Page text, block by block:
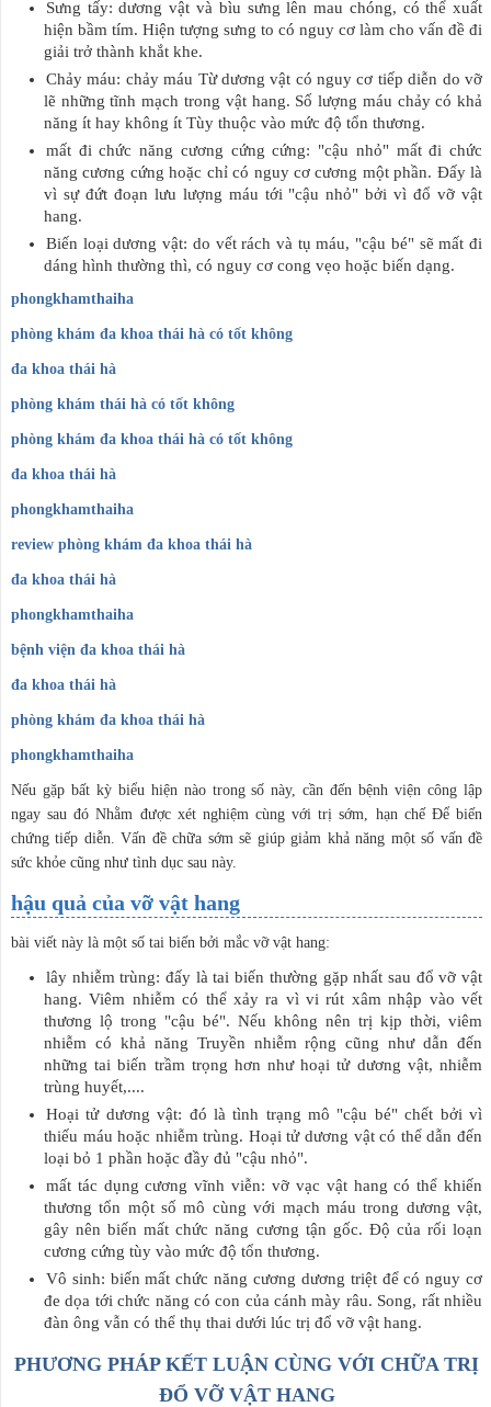
Sưng tấy: dương vật và bìu sưng lên mau chóng, có thể xuất
hiện bầm tím. Hiện tượng sưng to có nguy cơ làm cho vấn đề đi
giải trở thành khắt khe.
Chảy máu: chảy máu Từ dương vật có nguy cơ tiếp diễn do vỡ
lẽ những tĩnh mạch trong vật hang. Số lượng máu chảy có khả
năng ít hay không ít Tùy thuộc vào mức độ tổn thương.
mất đi chức năng cương cứng cứng: "cậu nhỏ" mất đi chức
năng cương cứng hoặc chỉ có nguy cơ cương một phần. Đấy là
vì sự đứt đoạn lưu lượng máu tới "cậu nhỏ" bởi vì đổ vỡ vật
hang.
Biến loại dương vật: do vết rách và tụ máu, "cậu bé" sẽ mất đi
dáng hình thường thì, có nguy cơ cong vẹo hoặc biến dạng.
phongkhamthaiha
phòng khám đa khoa thái hà có tốt không
đa khoa thái hà
phòng khám thái hà có tốt không
phòng khám đa khoa thái hà có tốt không
đa khoa thái hà
phongkhamthaiha
review phòng khám đa khoa thái hà
đa khoa thái hà
phongkhamthaiha
bệnh viện đa khoa thái hà
đa khoa thái hà
phòng khám đa khoa thái hà
phongkhamthaiha
Nếu gặp bất kỳ biểu hiện nào trong số này, cần đến bệnh viện công lập
ngay sau đó Nhằm được xét nghiệm cùng với trị sớm, hạn chế Để biến
chứng tiếp diễn. Vấn đề chữa sớm sẽ giúp giảm khả năng một số vấn đề
sức khỏe cũng như tình dục sau này.
hậu quả của vỡ vật hang
bài viết này là một số tai biến bởi mắc vỡ vật hang:
lây nhiễm trùng: đấy là tai biến thường gặp nhất sau đổ vỡ vật
hang. Viêm nhiễm có thể xảy ra vì vi rút xâm nhập vào vết
thương lộ trong "cậu bé". Nếu không nên trị kịp thời, viêm
nhiễm có khả năng Truyền nhiễm rộng cũng như dẫn đến
những tai biến trầm trọng hơn như hoại tử dương vật, nhiễm
trùng huyết,....
Hoại tử dương vật: đó là tình trạng mô "cậu bé" chết bởi vì
thiếu máu hoặc nhiễm trùng. Hoại tử dương vật có thể dẫn đến
loại bỏ 1 phần hoặc đầy đủ "cậu nhỏ".
mất tác dụng cương vĩnh viễn: vỡ vạc vật hang có thể khiến
thương tổn một số mô cùng với mạch máu trong dương vật,
gây nên biến mất chức năng cương tận gốc. Độ của rối loạn
cương cứng tùy vào mức độ tổn thương.
Vô sinh: biến mất chức năng cương dương triệt để có nguy cơ
đe dọa tới chức năng có con của cánh mày râu. Song, rất nhiều
đàn ông vẫn có thể thụ thai dưới lúc trị đổ vỡ vật hang.
PHƯƠNG PHÁP KẾT LUẬN CÙNG VỚI CHỮA TRỊ
ĐỔ VỠ VẬT HANG